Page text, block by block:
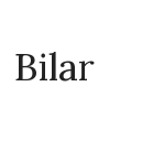
Bilar